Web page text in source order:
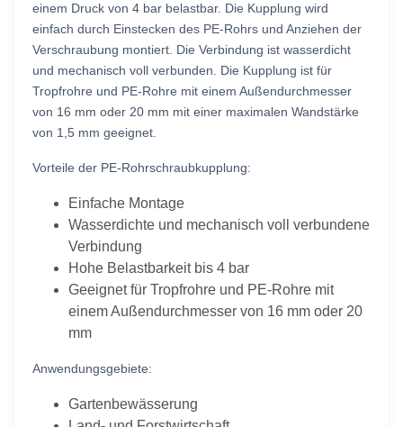
einem Druck von 4 bar belastbar. Die Kupplung wird
einfach durch Einstecken des PE-Rohrs und Anziehen der
Verschraubung montiert. Die Verbindung ist wasserdicht
und mechanisch voll verbunden. Die Kupplung ist für
Tropfrohre und PE-Rohre mit einem Außendurchmesser
von 16 mm oder 20 mm mit einer maximalen Wandstärke
von 1,5 mm geeignet.
Vorteile der PE-Rohrschraubkupplung:
Einfache Montage
Wasserdichte und mechanisch voll verbundene
Verbindung
Hohe Belastbarkeit bis 4 bar
Geeignet für Tropfrohre und PE-Rohre mit
einem Außendurchmesser von 16 mm oder 20
mm
Anwendungsgebiete:
Gartenbewässerung